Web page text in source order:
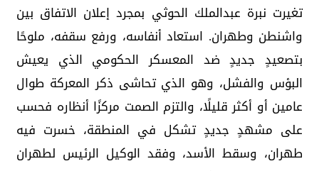
تغيرت نبرة عبدالملك الحوثي بمجرد إعلان الاتفاق بين
واشنطن وطهران. استعاد أنفاسه، ورفع سقفه، ملوحًا
بتصعيدٍ جديدٍ ضد المعسكر الحكومي الذي يعيش
البؤس والفشل، وهو الذي تحاشى ذكر المعركة طوال
عامين أو أكثر قليلًا، والتزم الصمت مركزًا أنظاره فحسب
على مشهدٍ جديدٍ تشكل في المنطقة، خسرت فيه
طهران، وسقط الأسد، وفقد الوكيل الرئيس لطهران